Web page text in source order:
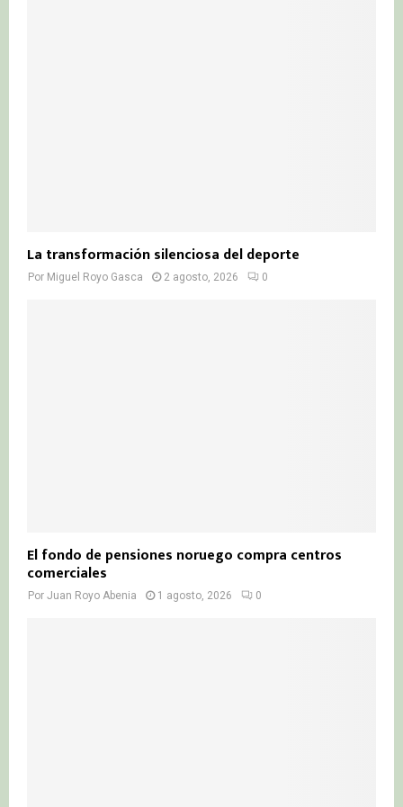
La transformación silenciosa del deporte
Por Miguel Royo Gasca 2 agosto, 2026 0
El fondo de pensiones noruego compra centros
comerciales
Por Juan Royo Abenia 1 agosto, 2026 0